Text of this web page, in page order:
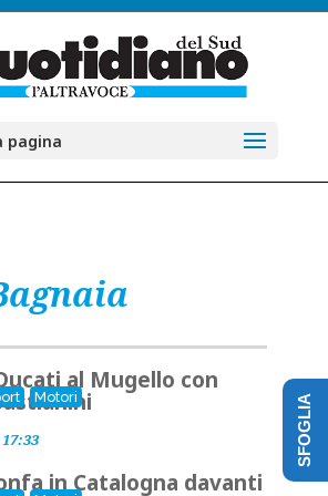
pagina
Motori
al Mugello con
in Catalogna davanti
SFOGLIA